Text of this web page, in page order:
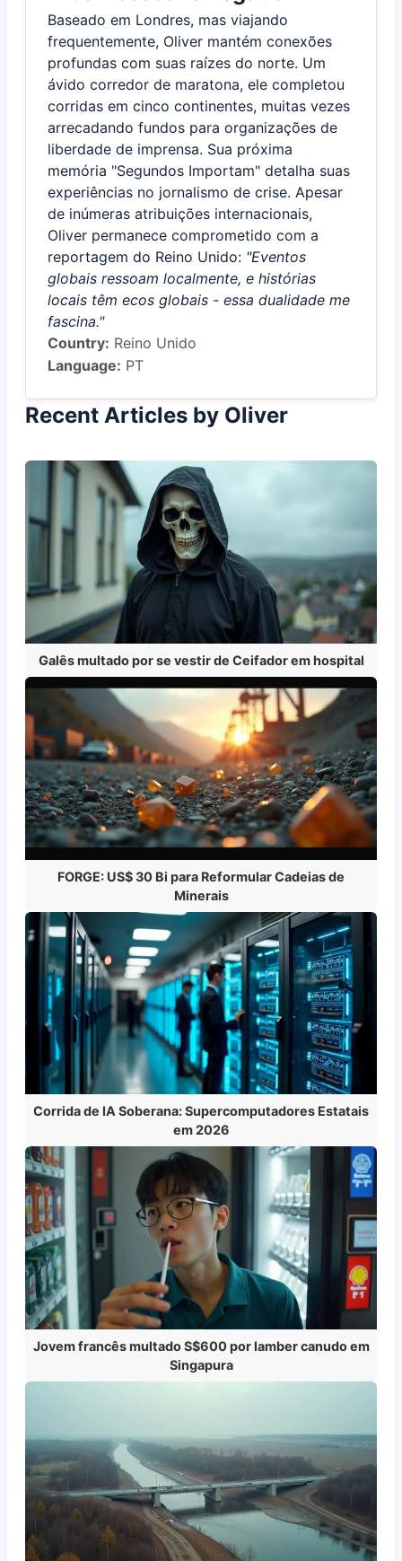
Baseado em Londres, mas viajando
frequentemente, Oliver mantém conexões
profundas com suas raízes do norte. Um
ávido corredor de maratona, ele completou
corridas em cinco continentes, muitas vezes
arrecadando fundos para organizações de
liberdade de imprensa. Sua próxima
memória "Segundos Importam" detalha suas
experiências no jornalismo de crise. Apesar
de inúmeras atribuições internacionais,
Oliver permanece comprometido com a
reportagem do Reino Unido: "Eventos
globais ressoam localmente, e histórias
locais têm ecos globais - essa dualidade me
fascina."
Country: Reino Unido
Language: PT
Recent Articles by Oliver
Galês multado por se vestir de Ceifador em hospital
FORGE: US$ 30 Bi para Reformular Cadeias de
Minerais
Corrida de IA Soberana: Supercomputadores Estatais
em 2026
Jovem francês multado S$600 por lamber canudo em
Singapura